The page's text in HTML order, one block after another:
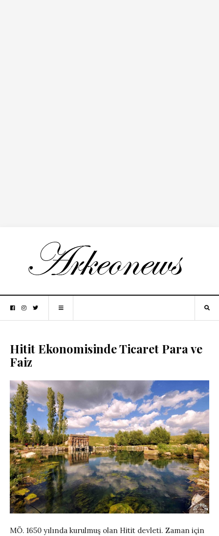
Hitit Ekonomisinde Ticaret Para ve
Faiz
MÖ. 1650 yılında kurulmuş olan Hitit devleti. Zaman için